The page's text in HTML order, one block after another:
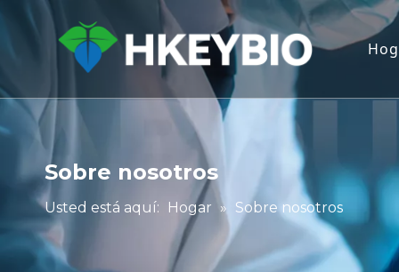
Sobre nosotros
Usted está aquí: Hogar » Sobre nosotros